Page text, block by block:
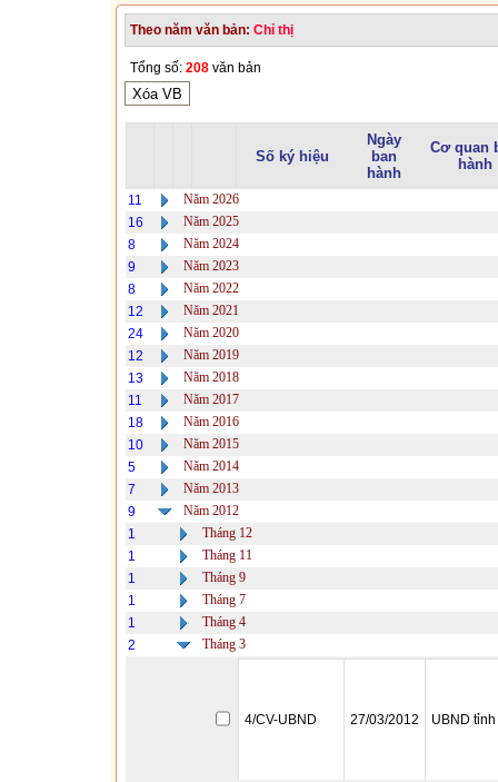
Theo năm văn bản: Chỉ thị
Tổng số: 208 văn bản
Số ký hiệu
Ngày
ban
hành
Cơ quan
hành
11
Năm 2026
16
Năm 2025
8
Năm 2024
9
Năm 2023
8
Năm 2022
12
Năm 2021
24
Năm 2020
12
Năm 2019
13
Năm 2018
11
Năm 2017
18
Năm 2016
10
Năm 2015
5
Năm 2014
7
Năm 2013
9
Năm 2012
1
Tháng 12
1
Tháng 11
1
Tháng 9
1
Tháng 7
1
Tháng 4
2
Tháng 3
4/CV-UBND 27/03/2012 UBND tỉnh